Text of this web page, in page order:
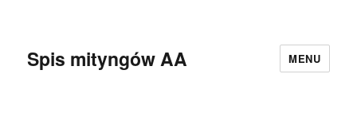
Spis mityngów AA MENU